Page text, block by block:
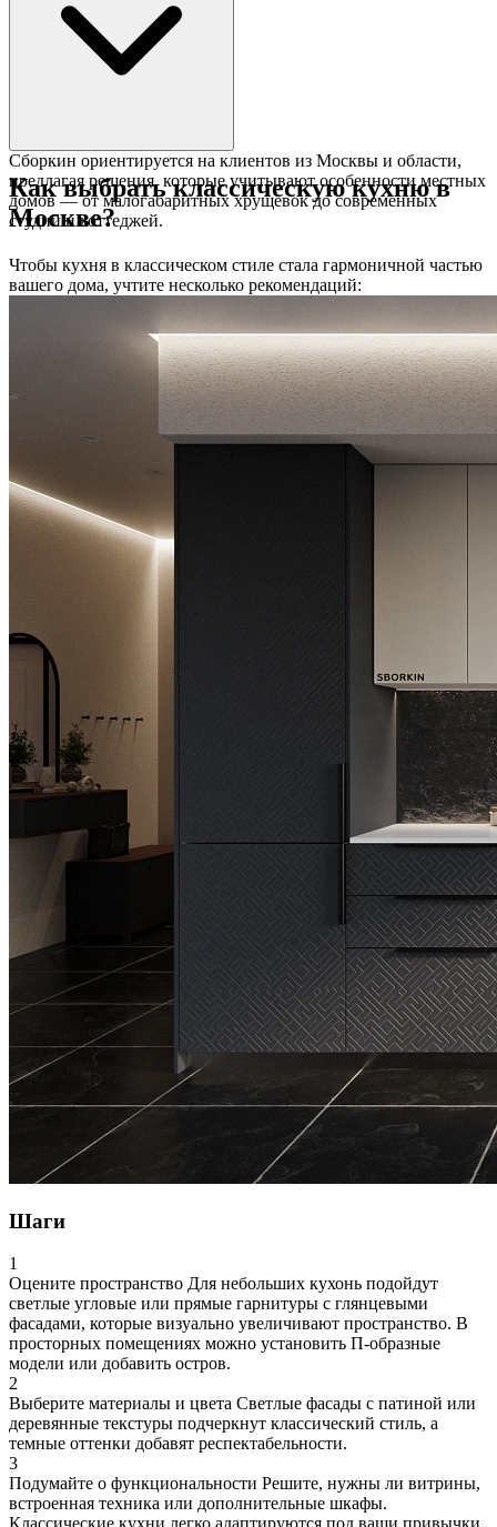
Сборкин ориентируется на клиентов из Москвы и области,
предлагая решения, которые учитывают особенности местных
домов — от малогабаритных хрущевок до современных
студий и коттеджей.
Как выбрать классическую кухню в
Москве?
Чтобы кухня в классическом стиле стала гармоничной частью
вашего дома, учтите несколько рекомендаций:
Шаги
1
Оцените пространство Для небольших кухонь подойдут
светлые угловые или прямые гарнитуры с глянцевыми
фасадами, которые визуально увеличивают пространство. В
просторных помещениях можно установить П-образные
модели или добавить остров.
2
Выберите материалы и цвета Светлые фасады с патиной или
деревянные текстуры подчеркнут классический стиль, а
темные оттенки добавят респектабельности.
3
Подумайте о функциональности Решите, нужны ли витрины,
встроенная техника или дополнительные шкафы.